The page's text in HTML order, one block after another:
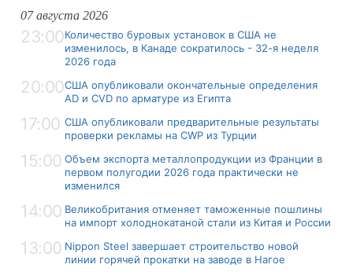
07 августа 2026
23:00Количество буровых установок в США не
изменилось, в Канаде сократилось - 32-я неделя
2026 года
20:00США опубликовали окончательные определения
AD и CVD по арматуре из Египта
17:00 США опубликовали предварительные результаты
проверки рекламы на CWP из Турции
15:00 Объем экспорта металлопродукции из Франции в
первом полугодии 2026 года практически не
изменился
14:00 Великобритания отменяет таможенные пошлины
на импорт холоднокатаной стали из Китая и России
13:00 Nippon Steel завершает строительство новой
линии горячей прокатки на заводе в Нагое